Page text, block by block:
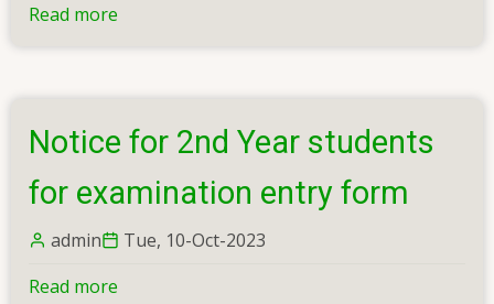
Read more
Examination
1st
2nd
semester
Notice for 2nd Year students
for examination entry form
admin
Tue, 10-Oct-2023
Read more